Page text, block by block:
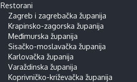
Restorani
Zagreb i zagrebačka županija
Krapinsko-zagorska županija
Međimurska županija
Sisačko-moslavačka županija
Karlovačka županija
Varaždinska županija
Koprivničko-križevačka županija